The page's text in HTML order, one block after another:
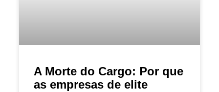
A Morte do Cargo: Por que
as empresas de elite